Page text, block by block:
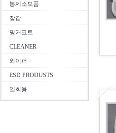
봉제소모품
장갑
핑거코트
CLEANER
와이퍼
ESD PRODUSTS
일회용